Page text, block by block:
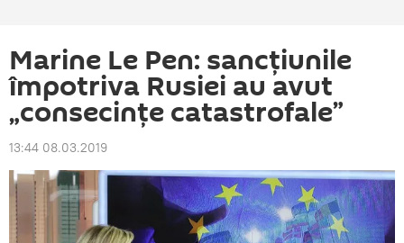
Marine Le Pen: sancțiunile
împotriva Rusiei au avut
„consecințe catastrofale”
13:44 08.03.2019